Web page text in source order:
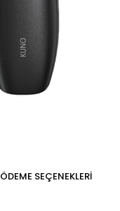
ÖDEME SEÇENEKLERI